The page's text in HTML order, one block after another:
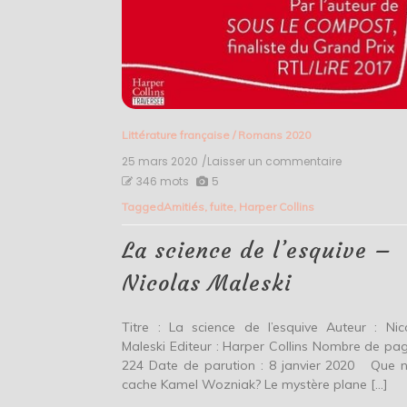
Littérature française / Romans 2020
25 mars 2020 /Laisser un commentaire
–
Nicolas
346 mots 5
TaggedAmitiés,fuite, Harper Collins
La science de l’esquive –
Nicolas Maleski
Titre : La science de l’esquive Auteur :
Maleski Editeur : Harper Collins Nombre de
224 Date de parution : 8 janvier 2020 Que
cache Kamel Wozniak? Le mystère plane […]